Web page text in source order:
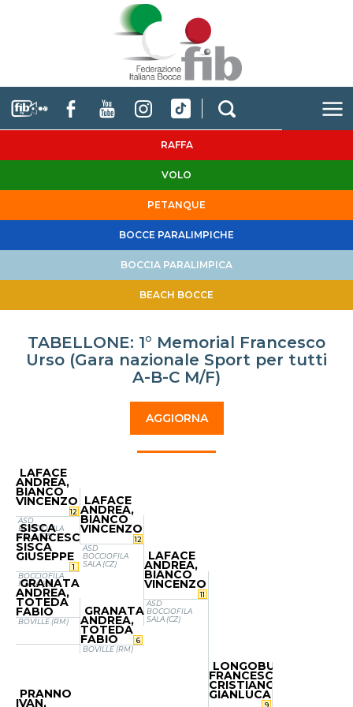
RAFFA
VOLO
PETANQUE
BOCCE PARALIMPICHE
BOCCIA PARALIMPICA
BEACH BOCCE
TABELLONE: 1° Memorial Francesco
Urso (Gara nazionale Sport per tutti
A-B-C M/F)
AGGIORNA
LAFACE
ANDREA,
BIANCO
VINCENZO
12
ASD
BOCCIOFILA
SALA (CZ)
SISCA
FRANCESCO,
SISCA
GIUSEPPE
1
BOCCIOFILA
ITALIA (CS)
GRANATA
ANDREA,
TOTEDA
FABIO
BOVILLE (RM)
PRANNO
IVAN,
LAFACE
ANDREA,
BIANCO
VINCENZO
12
ASD
BOCCIOFILA
SALA (CZ)
GRANATA
ANDREA,
TOTEDA
FABIO
6
BOVILLE (RM)
LAFACE
ANDREA,
BIANCO
VINCENZO
11
ASD
BOCCIOFILA
SALA (CZ)
LONGOBUCCO
FRANCESCO,
CRISTIANO
GIANLUCA
9